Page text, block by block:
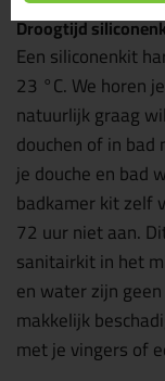
Droogtijd
Een siliconenkit
23 °C. We horen
natuurlijk graag
douchen of in
je douche en bad
badkamer kit zelf
72 uur niet aan.
sanitairkit in het
en water zijn
makkelijk
met je vingers of